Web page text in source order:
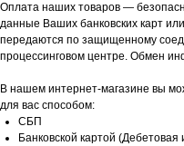
Оплата наших товаров —
данные Ваших банковских карт
передаются по защищенному
процессинговом центре. Обмен
В нашем интернет-магазине вы
для вас способом:
СБП
Банковской картой